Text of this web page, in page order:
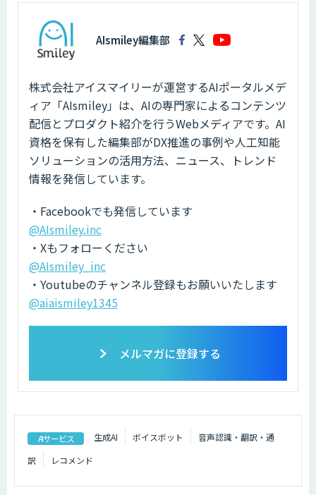
AIsmiley編集部
株式会社アイスマイリーが運営するAIポータルメデ
ィア「AIsmiley」は、AIの専門家によるコンテンツ
配信とプロダクト紹介を行うWebメディアです。AI
資格を保有した編集部がDX推進の事例や人工知能
ソリューションの活用方法、ニュース、トレンド
情報を発信しています。
・Facebookでも発信しています
@AIsmiley.inc
・Xもフォローください
@AIsmiley_inc
・Youtubeのチャンネル登録もお願いいたします
@aiaismiley1345
メルマガに登録する
AIサービス 生成AI ボイスボット
音声認識・翻訳・通
訳
レコメンド